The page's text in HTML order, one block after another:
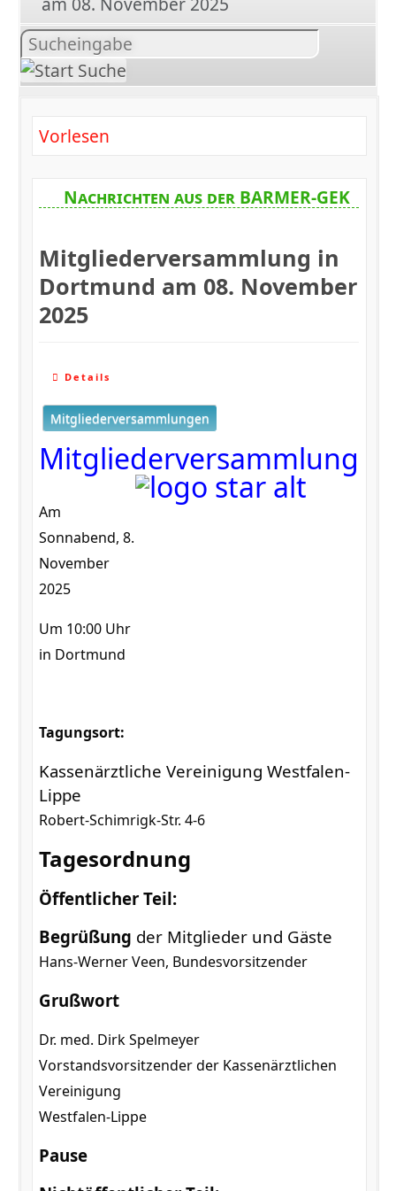
Inhalt
suchen
Vorlesen
Nachrichten aus der BARMER-GEK
Mitgliederversammlung in
Dortmund am 08. November
2025
Details
Mitgliederversammlungen
Mitgliederversammlung
Am
Sonnabend, 8.
November
2025
Um 10:00 Uhr
in Dortmund
Tagungsort:
Kassenärztliche Vereinigung Westfalen-
Lippe
Robert-Schimrigk-Str. 4-6
Tagesordnung
Öffentlicher Teil:
Begrüßung der Mitglieder und Gäste
Hans-Werner Veen, Bundesvorsitzender
Grußwort
Dr. med. Dirk Spelmeyer
Vorstandsvorsitzender der Kassenärztlichen
Vereinigung
Westfalen-Lippe
Pause